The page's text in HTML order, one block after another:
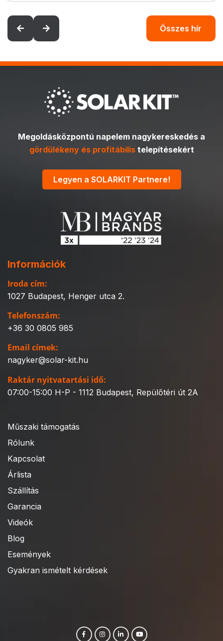
Összes hír
Megoldásközpontú napelem nagykereskedés a
gördülékeny és profitábilistelepítésekért
Legyen a SOLARKIT Partnere!
Információk
Iroda cím:
1027 Budapest, Henger utca 2.
Telefonszám:
+36 30 0805 985
Email címek:
nagyker@solar-kit.hu
Raktár nyitvatartási idő:
07:00-15:00 H-P - 1112 Budapest, Repülőtéri út 2A
Műszaki támogatás
Rólunk
Kapcsolat
Árlista
Szállítás
Garancia
Videók
Blog
Események
Gyakran ismételt kérdések